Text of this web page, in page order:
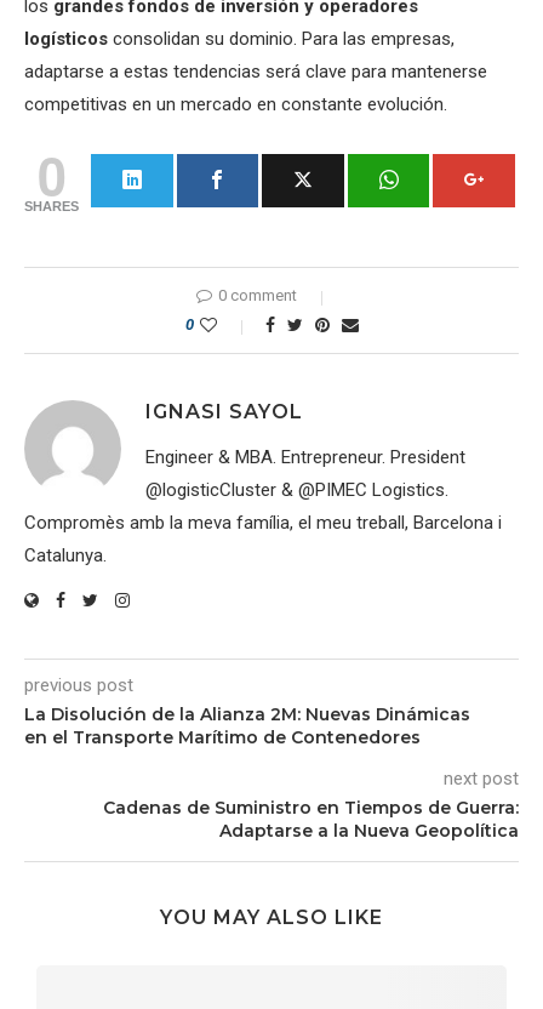
los grandes fondos de inversión y operadores
logísticos consolidan su dominio. Para las empresas,
adaptarse a estas tendencias será clave para mantenerse
competitivas en un mercado en constante evolución.
0
SHARES
0 comment
0
IGNASI SAYOL
Engineer & MBA. Entrepreneur. President
@logisticCluster & @PIMEC Logistics.
Compromès amb la meva família, el meu treball, Barcelona i
Catalunya.
previous post
La Disolución de la Alianza 2M: Nuevas Dinámicas
en el Transporte Marítimo de Contenedores
next post
Cadenas de Suministro en Tiempos de Guerra:
Adaptarse a la Nueva Geopolítica
YOU MAY ALSO LIKE